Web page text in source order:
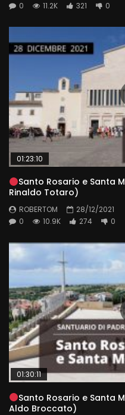
0
11.2K 321 0
01:23:10
Santo Rosario e Santa
Rinaldo Totaro)
ROBERTOM
28/12/2021
0
10.9K 274 0
01:30:11
Santo Rosario e Santa
Aldo Broccato)